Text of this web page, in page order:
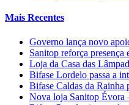
Mais Recentes
Governo lança novo
Sanitop reforça
Loja da Casa das
Bifase Lordelo passa a
Bifase Caldas da Rainha
Nova loja Sanitop Évora